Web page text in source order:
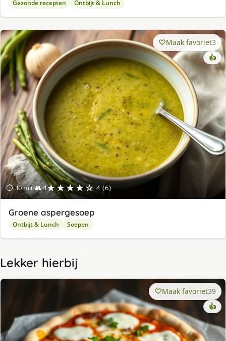
Gezonde recepten Ontbijt & Lunch
⏱ 30 min👥 4★★★★☆ 4 (6)
Maak favoriet3
👍
Groene aspergesoep
Ontbijt & Lunch Soepen
Lekker hierbij
Maak favoriet39
👍